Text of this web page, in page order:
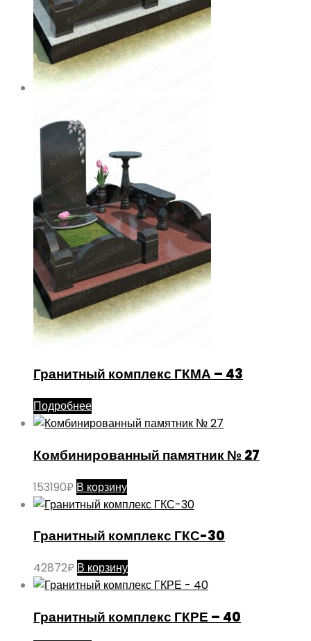
Гранитный комплекс ГКМА – 43
Подробнее
Комбинированный памятник № 27
153190₽ В корзину
Гранитный комплекс ГКС-30
42872₽ В корзину
Гранитный комплекс ГКРЕ – 40